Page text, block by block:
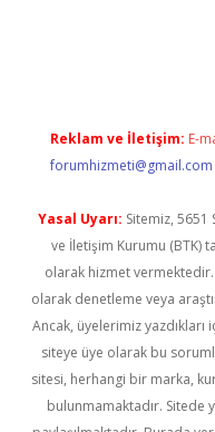
Reklam ve İletişim: E-
forumhizmeti@gmail.com
Yasal Uyarı: Sitemiz, 5651
ve İletişim Kurumu (BTK)
olarak hizmet
olarak denetleme veya
Ancak, üyelerimiz
siteye üye olarak bu
sitesi, herhangi bir marka,
bulunmamaktadır. Sitede